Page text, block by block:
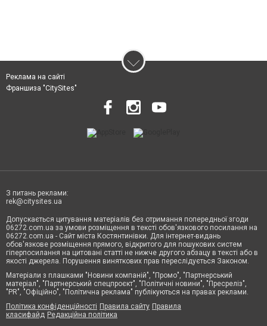
Реклама на сайті
Франшиза "CitySites"
З питань реклами:
rek@citysites.ua
Допускається цитування матеріалів без отримання попередньої згоди
06272.com.ua за умови розміщення в тексті обов'язкового посилання на
06272.com.ua - Сайт міста Костянтинівки. Для інтернет-видань
обов'язкове розміщення прямого, відкритого для пошукових систем
гіперпосилання на цитовані статті не нижче другого абзацу в тексті або в
якості джерела. Порушення виняткових прав переслідується Законом.
Матеріали з плашками "Новини компаній", "Промо", "Партнерський
матеріал", "Партнерський спецпроєкт", "Політичні новини", "Пресреліз",
"PR", "Офіційно", "Політична реклама" публікуються на правах реклами.
Політика конфіденційності Правила сайту Правила
класифайд Редакційна політика